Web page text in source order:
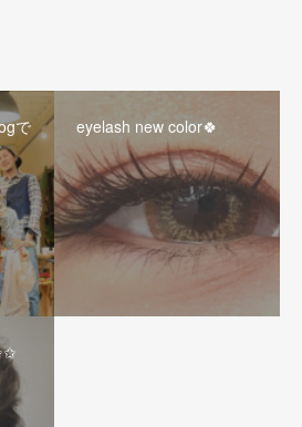
で
eyelash new color🍀